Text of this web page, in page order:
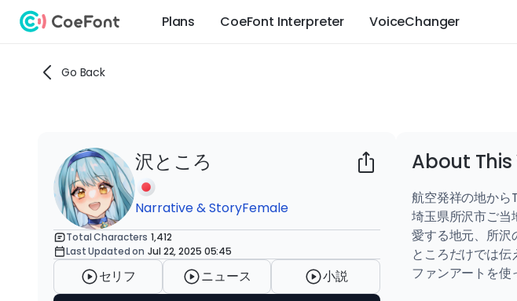
Plans CoeFont Interpreter VoiceChanger
Go Back
沢ところ
Narrative & StoryFemale
Total Characters 1,412
Last Updated on Jul 22, 2025 05:45
セリフ ニュース
小説
About This
航空発祥の地か
埼玉県所沢市ご
愛する地元、所沢
ところだけでは
ファンアートを